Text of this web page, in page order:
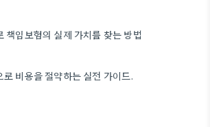
책임보험의 실제 가치를 찾는 방법
로 비용을 절약하는 실전 가이드.